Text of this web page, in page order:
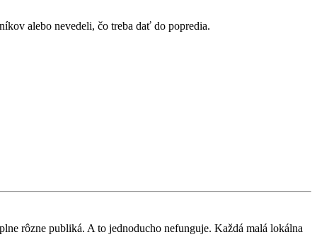
alebo nevedeli, čo treba dať do popredia.
rôzne publiká. A to jednoducho nefunguje. Každá malá lokálna